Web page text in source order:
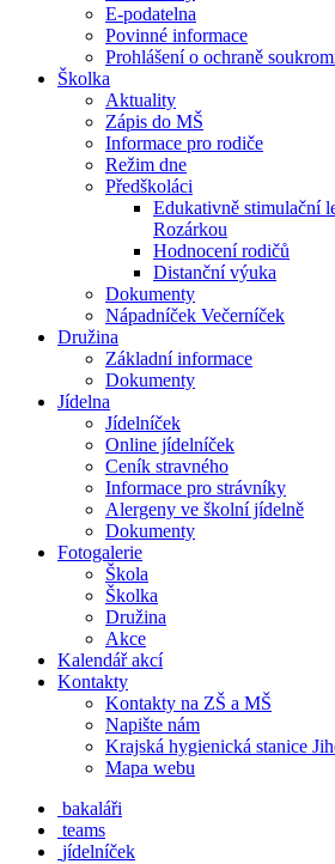
E-podatelna
Povinné informace
Prohlášení o ochraně
Školka
Aktuality
Zápis do MŠ
Informace pro rodiče
Režim dne
Předškoláci
Edukativně stimulační
Rozárkou
Hodnocení rodičů
Distanční výuka
Dokumenty
Nápadníček Večerníček
Družina
Základní informace
Dokumenty
Jídelna
Jídelníček
Online jídelníček
Ceník stravného
Informace pro strávníky
Alergeny ve školní jídelně
Dokumenty
Fotogalerie
Škola
Školka
Družina
Akce
Kalendář akcí
Kontakty
Kontakty na ZŠ a MŠ
Napište nám
Krajská hygienická stanice
Mapa webu
bakaláři
teams
jídelníček